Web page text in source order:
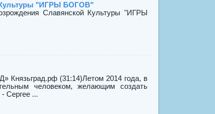
Культуры "ИГРЫ БОГОВ"
Славянской Культуры "ИГРЫ
Князьград.рф (31:14)Летом 2014 года, в
человеком, желающим создать
Сергее ...